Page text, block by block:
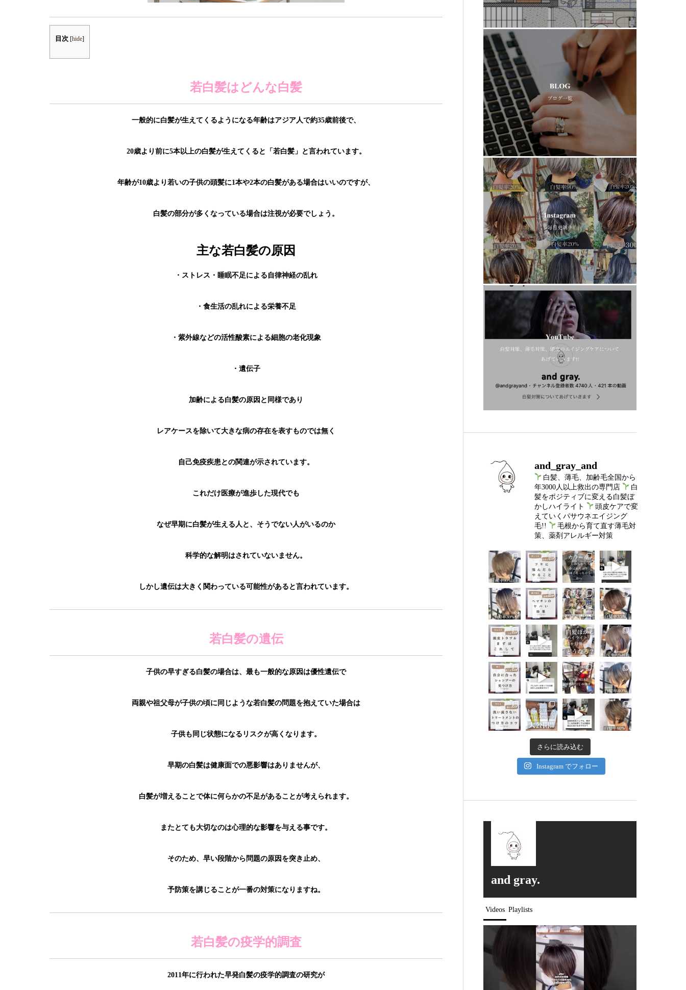
目次 [hide]
若白髪はどんな白髪
一般的に白髪が生えてくるようになる年齢はアジア人で約35歳前後で、
20歳より前に5本以上の白髪が生えてくると「若白髪」と言われています。
年齢が10歳より若いの子供の頭髪に1本や2本の白髪がある場合はいいのですが、
白髪の部分が多くなっている場合は注視が必要でしょう。
主な若白髪の原因
・ストレス・睡眠不足による自律神経の乱れ
・食生活の乱れによる栄養不足
・紫外線などの活性酸素による細胞の老化現象
・遺伝子
加齢による白髪の原因と同様であり
レアケースを除いて大きな病の存在を表すものでは無く
自己免疫疾患との関連が示されています。
これだけ医療が進歩した現代でも
なぜ早期に白髪が生える人と、そうでない人がいるのか
科学的な解明はされていないません。
しかし遺伝は大きく関わっている可能性があると言われています。
若白髪の遺伝
子供の早すぎる白髪の場合は、最も一般的な原因は優性遺伝で
両親や祖父母が子供の頃に同じような若白髪の問題を抱えていた場合は
子供も同じ状態になるリスクが高くなります。
早期の白髪は健康面での悪影響はありませんが、
白髪が増えることで体に何らかの不足があることが考えられます。
またとても大切なのは心理的な影響を与える事です。
そのため、早い段階から問題の原因を突き止め、
予防策を講じることが一番の対策になりますね。
若白髪の疫学的調査
2011年に行われた早発白髪の疫学的調査の研究が
and_gray_and
白髪、薄毛、加齢毛全国から
年3000人以上救出の専門店
白
髪をポジティブに変える白髪ぼ
かしハイライト
頭皮ケアで変
えていくパサウネエイジング
毛!!
毛根から育て直す薄毛対
策、薬剤アレルギー対策
さらに読み込む
Instagram でフォロー
and gray.
Videos Playlists